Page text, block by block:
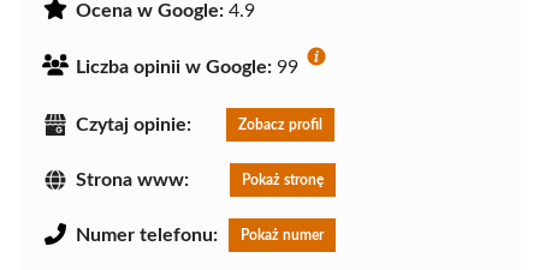
Ocena w Google: 4.9
Liczba opinii w Google: 99
Czytaj opinie: Zobacz profil
Strona www: Pokaż stronę
Numer telefonu: Pokaż numer